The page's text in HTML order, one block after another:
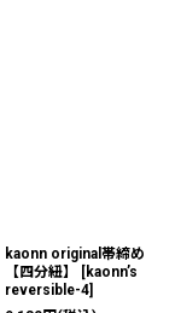
kaonn original帯締め
【四分紐】
[kaonn’s
reversible-4]